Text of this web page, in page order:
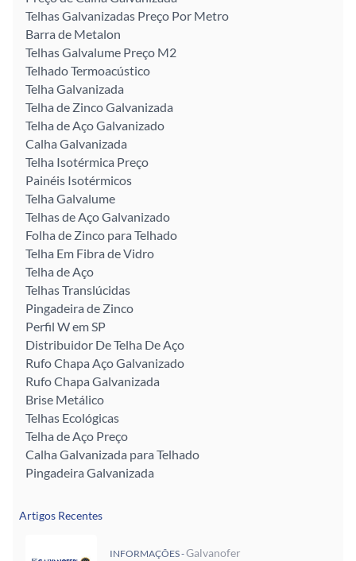
Telhas Galvanizadas Preço Por Metro
Barra de Metalon
Telhas Galvalume Preço M2
Telhado Termoacústico
Telha Galvanizada
Telha de Zinco Galvanizada
Telha de Aço Galvanizado
Calha Galvanizada
Telha Isotérmica Preço
Painéis Isotérmicos
Telha Galvalume
Telhas de Aço Galvanizado
Folha de Zinco para Telhado
Telha Em Fibra de Vidro
Telha de Aço
Telhas Translúcidas
Pingadeira de Zinco
Perfil W em SP
Distribuidor De Telha De Aço
Rufo Chapa Aço Galvanizado
Rufo Chapa Galvanizada
Brise Metálico
Telhas Ecológicas
Telha de Aço Preço
Calha Galvanizada para Telhado
Pingadeira Galvanizada
Artigos Recentes
INFORMAÇÕES -Galvanofer